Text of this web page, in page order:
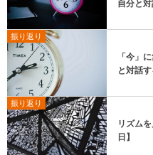
自分と対
振り返り
「今」
と対話す
振り返り
リズム
日】